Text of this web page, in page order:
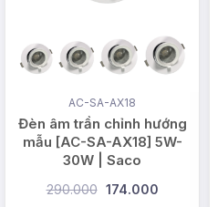
AC-SA-AX18
Đèn âm trần chỉnh hướng
mẫu [AC-SA-AX18] 5W-
30W | Saco
290.000 174.000